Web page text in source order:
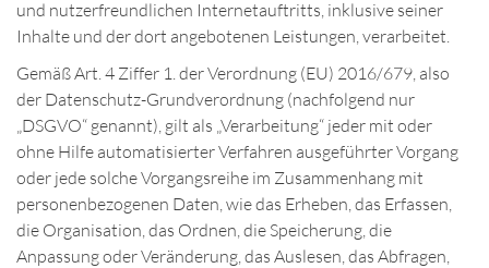
und nutzerfreundlichen Internetauftritts, inklusive seiner
Inhalte und der dort angebotenen Leistungen, verarbeitet.
Gemäß Art. 4 Ziffer 1. der Verordnung (EU) 2016/679, also
der Datenschutz-Grundverordnung (nachfolgend nur
„DSGVO“ genannt), gilt als „Verarbeitung“ jeder mit oder
ohne Hilfe automatisierter Verfahren ausgeführter Vorgang
oder jede solche Vorgangsreihe im Zusammenhang mit
personenbezogenen Daten, wie das Erheben, das Erfassen,
die Organisation, das Ordnen, die Speicherung, die
Anpassung oder Veränderung, das Auslesen, das Abfragen,